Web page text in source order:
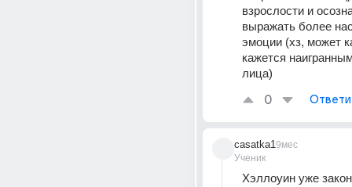
взрослости и
выражать более
эмоции (хз, может
кажется
лица)
0
casatka1
Ученик
9мес
Хэллоуин уже